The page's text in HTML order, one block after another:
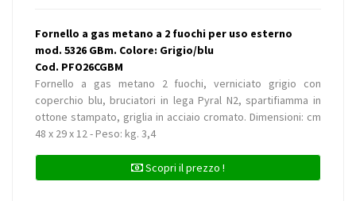
Fornello a gas metano a 2 fuochi per uso esterno
mod. 5326 GBm. Colore: Grigio/blu
Cod. PFO26CGBM
Fornello a gas metano 2 fuochi, verniciato grigio con
coperchio blu, bruciatori in lega Pyral N2, spartifiamma in
ottone stampato, griglia in acciaio cromato. Dimensioni: cm
48 x 29 x 12 - Peso: kg. 3,4
Scopri il prezzo !